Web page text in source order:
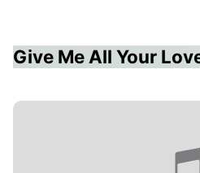
Give Me All Your